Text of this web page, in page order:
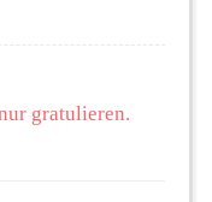
gratulieren.